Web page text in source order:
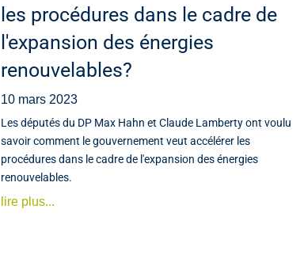
les procédures dans le cadre de
l'expansion des énergies
renouvelables?
10 mars 2023
Les députés du DP Max Hahn et Claude Lamberty ont voulu
savoir comment le gouvernement veut accélérer les
procédures dans le cadre de l'expansion des énergies
renouvelables.
lire plus...